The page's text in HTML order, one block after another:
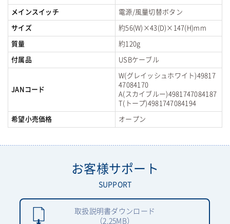
メインスイッチ 電源/風量切替ボタン
サイズ 約56(W)×43(D)×147(H)mm
質量 約120g
付属品 USBケーブル
JANコード
W(グレイッシュホワイト)49817
47084170
A(スカイブルー)4981747084187
T(トープ)4981747084194
希望小売価格 オープン
お客様サポート
SUPPORT
取扱説明書ダウンロード
（2.25MB）